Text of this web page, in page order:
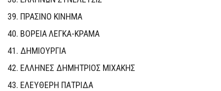
ΠΡΑΣΙΝΟ ΚΙΝΗΜΑ
ΒΟΡΕΙΑ ΛΕΓΚΑ-ΚΡΑΜΑ
ΔΗΜΙΟΥΡΓΙΑ
ΕΛΛΗΝΕΣ ΔΗΜΗΤΡΙΟΣ ΜΙΧΑΚΗΣ
ΕΛΕΥΘΕΡΗ ΠΑΤΡΙΔΑ